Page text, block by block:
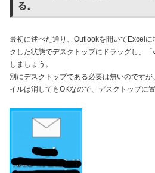
る。
最初に述べた通り、Outlookを開いてExcel
クした状態でデスクトップにドラッグし、
しましょう。
別にデスクトップである必要は無いのです
イルは消してもOKなので、デスクトップに